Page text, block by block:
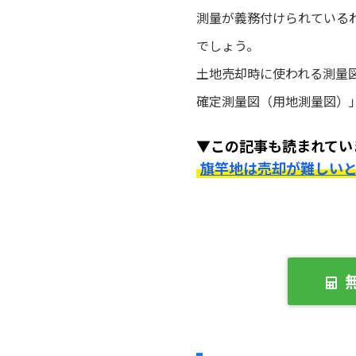
測量が義務付けられている
でしょう。
土地売却時に使われる測量
確定測量図（用地測量図）
▼この記事も読まれて
旗竿地は売却が難しい